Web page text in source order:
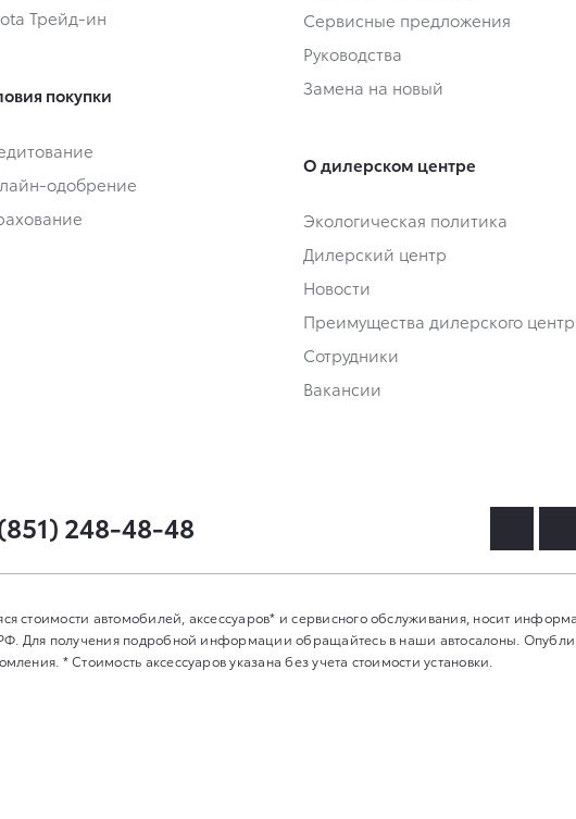
Трейд-ин
покупки
одобрение
Сервисные предложения
Руководства
Замена на новый
О дилерском центре
Экологическая политика
Дилерский центр
Новости
Преимущества дилерского
Сотрудники
Вакансии
248-48-48
стоимости автомобилей, аксессуаров* и сервисного обслуживания, носит
Для получения подробной информации обращайтесь в наши автосалоны.
* Стоимость аксессуаров указана без учета стоимости установки.